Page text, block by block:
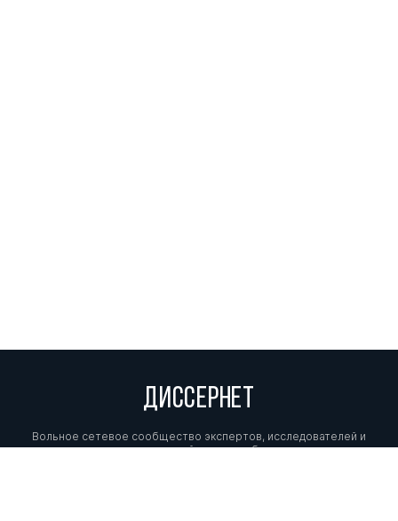
ДИССЕРНЕТ
Вольное сетевое сообщество экспертов, исследователей и
репортеров, посвящающих свой труд разоблачениям мошенников,